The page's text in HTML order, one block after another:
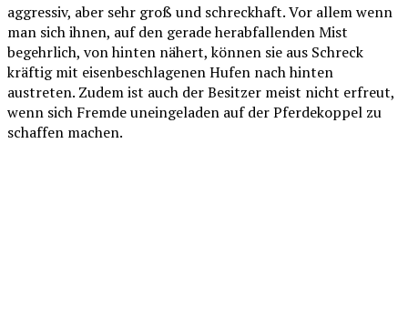
aggressiv, aber sehr groß und schreckhaft. Vor allem wenn
man sich ihnen, auf den gerade herabfallenden Mist
begehrlich, von hinten nähert, können sie aus Schreck
kräftig mit eisenbeschlagenen Hufen nach hinten
austreten. Zudem ist auch der Besitzer meist nicht erfreut,
wenn sich Fremde uneingeladen auf der Pferdekoppel zu
schaffen machen.